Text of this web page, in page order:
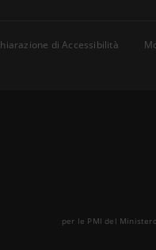
di Accessibilità
per le PMI del